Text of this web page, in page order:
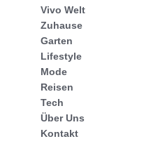
Vivo Welt
Zuhause
Garten
Lifestyle
Mode
Reisen
Tech
Über Uns
Kontakt